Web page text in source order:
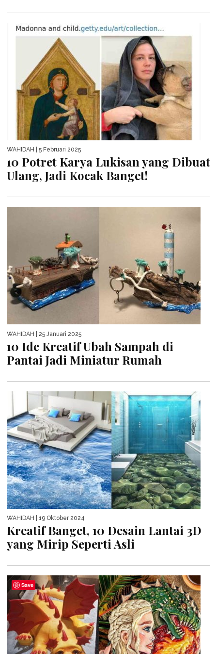
WAHIDAH | 5 Februari 2025
10 Potret Karya Lukisan yang Dibuat
Ulang, Jadi Kocak Banget!
WAHIDAH | 25 Januari 2025
10 Ide Kreatif Ubah Sampah di
Pantai Jadi Miniatur Rumah
WAHIDAH | 19 Oktober 2024
Kreatif Banget, 10 Desain Lantai 3D
yang Mirip Seperti Asli
Save